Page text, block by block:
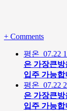
+ Comments
평온 07.22 1
은 가장큰방
입주 가능합
평온 07.22 2
은 가장큰방
입주 가능합